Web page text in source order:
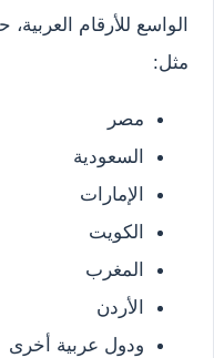
الواسع للأرقام
مثل:
مصر
السعودية
الإمارات
الكويت
المغرب
الأردن
ودول عربية أخرى